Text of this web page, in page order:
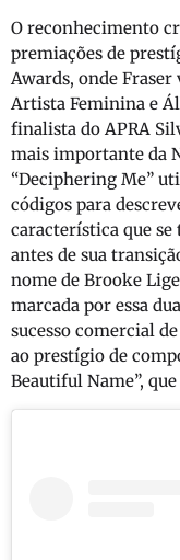
O reconhecimento
premiações de
Awards, onde
Artista Feminina e
finalista do APRA
mais importante da
“Deciphering Me”
códigos para
característica que se
antes de sua
nome de Brooke
marcada por essa
sucesso comercial
ao prestígio de
Beautiful Name”,